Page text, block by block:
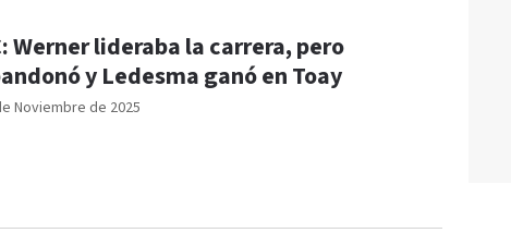
Noviembre de 2025
Werner lideraba la carrera, pero
y Ledesma ganó en Toay